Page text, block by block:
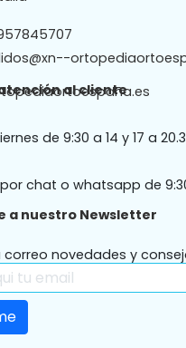
al cliente
de 9:30 a 14 y 17 a
chat o whatsapp de
a nuestro Newsletter
correo novedades y